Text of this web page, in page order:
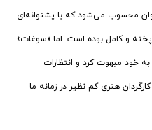
محسوب می‌شود که با پشتوانه‌ای
در همین ۵ اثر بسیار پخته و کامل بوده است. اما «سوغات»
خود مبهوت کرد و انتظارات
هنری کم نظیر در زمانه ما